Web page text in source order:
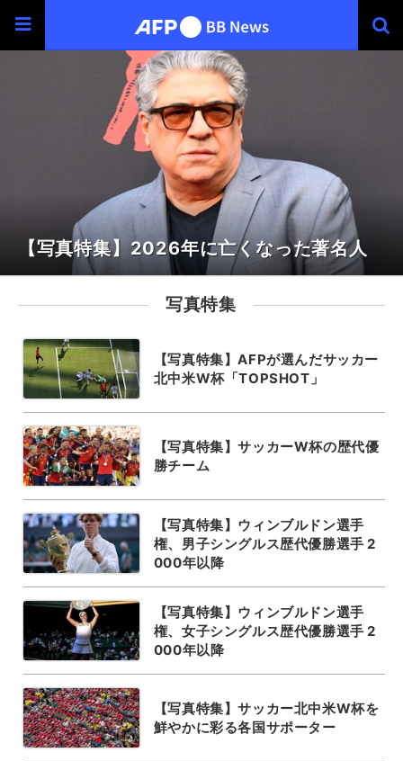
【写真特集】2026年に亡くなった著名人
写真特集
【写真特集】AFPが選んだサッカー
北中米W杯「TOPSHOT」
【写真特集】サッカーW杯の歴代優
勝チーム
【写真特集】ウィンブルドン選手
権、男子シングルス歴代優勝選手 2
000年以降
【写真特集】ウィンブルドン選手
権、女子シングルス歴代優勝選手 2
000年以降
【写真特集】サッカー北中米W杯を
鮮やかに彩る各国サポーター